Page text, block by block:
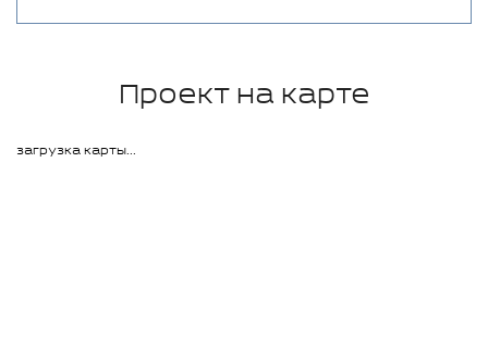
Проект на карте
загрузка карты...